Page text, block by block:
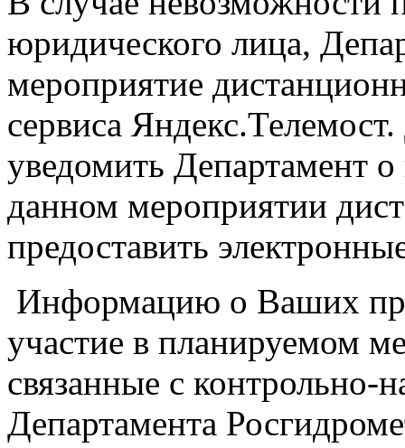
юридического лица,
мероприятие
сервиса
уведомить Департамент
данном мероприятии
предоставить
Информацию о Ваших
участие в планируемом
связанные с контрольно-
Департамента